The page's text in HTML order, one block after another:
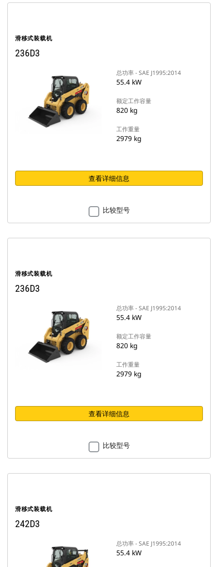
滑移式装载机
236D3
总功率 - SAE J1995:2014
55.4 kW
额定工作容量
820 kg
工作重量
2979 kg
查看详细信息
比较型号
滑移式装载机
236D3
总功率 - SAE J1995:2014
55.4 kW
额定工作容量
820 kg
工作重量
2979 kg
查看详细信息
比较型号
滑移式装载机
242D3
总功率 - SAE J1995:2014
55.4 kW